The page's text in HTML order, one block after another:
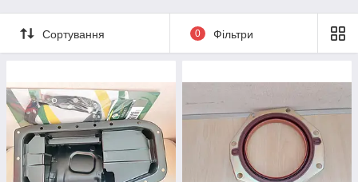
Сортування 0 Фільтри